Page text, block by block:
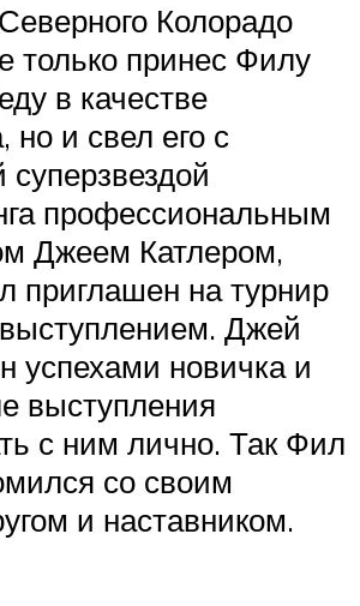
Колорадо
только принес Филу
в качестве
но и свел его с
профессиональным
Джеем Катлером,
приглашен на турнир
Джей
успехами новичка и
выступления
с ним лично. Так Фил
со своим
и наставником.​